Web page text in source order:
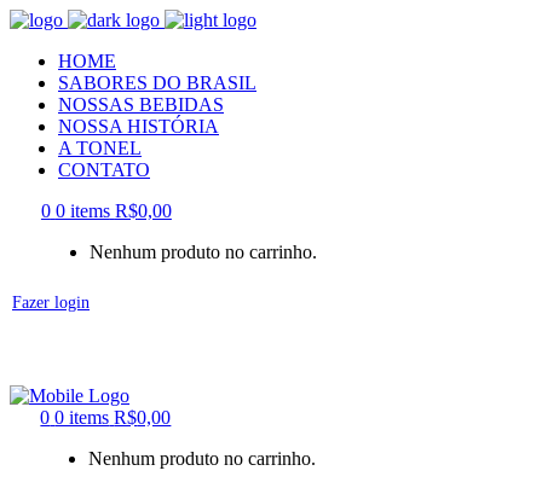
HOME
SABORES DO BRASIL
NOSSAS BEBIDAS
NOSSA HISTÓRIA
A TONEL
CONTATO
0 0 items R$0,00
Nenhum produto no carrinho.
Fazer login
0 0 items R$0,00
Nenhum produto no carrinho.